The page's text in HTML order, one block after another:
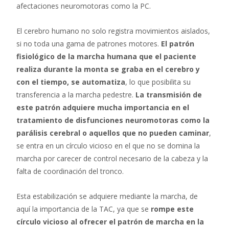
afectaciones neuromotoras como la PC.
El cerebro humano no solo registra movimientos aislados,
si no toda una gama de patrones motores. El patrón
fisiológico de la marcha humana que el paciente
realiza durante la monta se graba en el cerebro y
con el tiempo, se automatiza, lo que posibilita su
transferencia a la marcha pedestre. La transmisión de
este patrón adquiere mucha importancia en el
tratamiento de disfunciones neuromotoras como la
parálisis cerebral o aquellos que no pueden caminar,
se entra en un círculo vicioso en el que no se domina la
marcha por carecer de control necesario de la cabeza y la
falta de coordinación del tronco.
Esta estabilización se adquiere mediante la marcha, de
aquí la importancia de la TAC, ya que se rompe este
círculo vicioso al ofrecer el patrón de marcha en la